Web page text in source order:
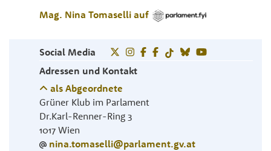
Mag. Nina Tomaselliauf
Social Media
Adressen und Kontakt
als Abgeordnete
Grüner Klub im Parlament
Dr.Karl-Renner-Ring 3
1017 Wien
nina.tomaselli@​parlament.gv.at